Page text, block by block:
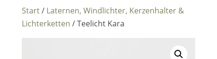
Start/ Laternen, Windlichter, Kerzenhalter &
Lichterketten / Teelicht Kara